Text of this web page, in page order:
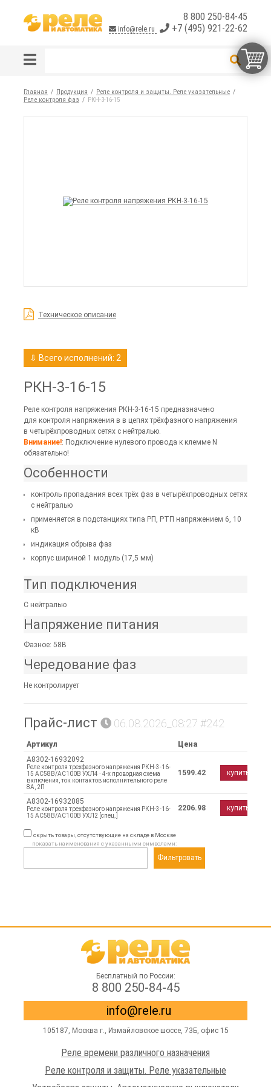
8 800 250-84-45
info@rele.ru +7 (495) 921-22-62
Главная Продукция
Реле контроля и защиты. Реле указательные
Реле контроля фаз
РКН-3-16-15
Техническое описание
⇩ Всего исполнений: 2
РКН-3-16-15
Реле контроля напряжения РКН-3-16-15 предназначено
для контроля напряжения в в цепях трёхфазного напряжения
в четырёхпроводных сетях с нейтралью.
Внимание!: Подключение нулевого провода к клемме N
обязательно!
Особенности
контроль пропадания всех трёх фаз в четырёхпроводных сетях
с нейтралью
применяется в подстанциях типа РП, РТП напряжением 6, 10
кВ
индикация обрыва фаз
корпус шириной 1 модуль (17,5 мм)
Тип подключения
С нейтралью
Напряжение питания
Фазное: 58В
Чередование фаз
Не контролирует
Прайс-лист 06.08.2026_08:27 #242
Артикул
Цена
A8302-16932092
Реле контроля трехфазного напряжения РКН-3-16-
15 AC58В/AC100B УХЛ4 · 4-х проводная схема
включения, ток контактов исполнительного реле
8А, 2П
1599.42 купить
A8302-16932085
Реле контроля трехфазного напряжения РКН-3-16-
15 AC58В/AC100B УХЛ2 [спец.]
2206.98 купить
скрыть товары, отсутствующие на складе в Москве
показать наименования с указанными символами:
Фильтровать
Бесплатный по России:
8 800 250-84-45
info@rele.ru
105187, Москва г. Измайловское шоссе, 73Б, офис 15
Реле времени различного назначения
Реле контроля и защиты. Реле указательные